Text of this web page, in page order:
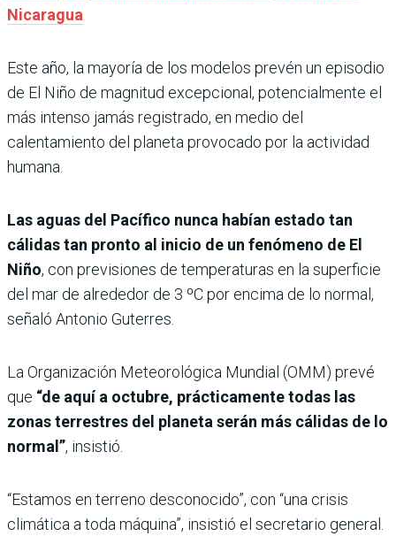
Nicaragua
Este año, la mayoría de los modelos prevén un episodio
de El Niño de magnitud excepcional, potencialmente el
más intenso jamás registrado, en medio del
calentamiento del planeta provocado por la actividad
humana.
Las aguas del Pacífico nunca habían estado tan
cálidas tan pronto al inicio de un fenómeno de El
Niño, con previsiones de temperaturas en la superficie
del mar de alrededor de 3 ºC por encima de lo normal,
señaló Antonio Guterres.
La Organización Meteorológica Mundial (OMM) prevé
que “de aquí a octubre, prácticamente todas las
zonas terrestres del planeta serán más cálidas de lo
normal”, insistió.
“Estamos en terreno desconocido”, con “una crisis
climática a toda máquina”, insistió el secretario general.